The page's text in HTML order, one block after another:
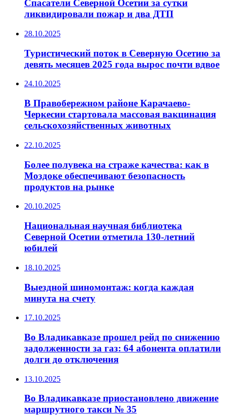
Спасатели Северной Осетии за сутки
ликвидировали пожар и два ДТП
28.10.2025
Туристический поток в Северную Осетию за
девять месяцев 2025 года вырос почти вдвое
24.10.2025
В Правобережном районе Карачаево-
Черкесии стартовала массовая вакцинация
сельскохозяйственных животных
22.10.2025
Более полувека на страже качества: как в
Моздоке обеспечивают безопасность
продуктов на рынке
20.10.2025
Национальная научная библиотека
Северной Осетии отметила 130-летний
юбилей
18.10.2025
Выездной шиномонтаж: когда каждая
минута на счету
17.10.2025
Во Владикавказе прошел рейд по снижению
задолженности за газ: 64 абонента оплатили
долги до отключения
13.10.2025
Во Владикавказе приостановлено движение
маршрутного такси № 35